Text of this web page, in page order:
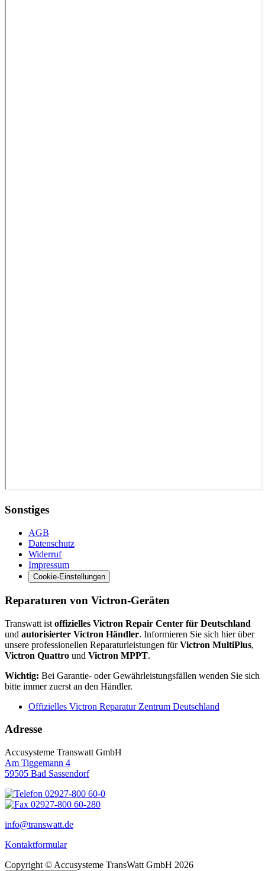
Sonstiges
AGB
Datenschutz
Widerruf
Impressum
Cookie-Einstellungen
Reparaturen von Victron-Geräten
Transwatt ist offizielles Victron Repair Center für Deutschland
und autorisierter Victron Händler. Informieren Sie sich hier über
unsere professionellen Reparaturleistungen fürVictron MultiPlus,
Victron Quattro und Victron MPPT.
Wichtig: Bei Garantie- oder Gewährleistungsfällen wenden Sie sich
bitte immer zuerst an den Händler.
Offizielles Victron Reparatur Zentrum Deutschland
Adresse
Accusysteme Transwatt GmbH
Am Tiggemann 4
59505 Bad Sassendorf
02927-800 60-0
02927-800 60-280
info@transwatt.de
Kontaktformular
Copyright © Accusysteme TransWatt GmbH 2026